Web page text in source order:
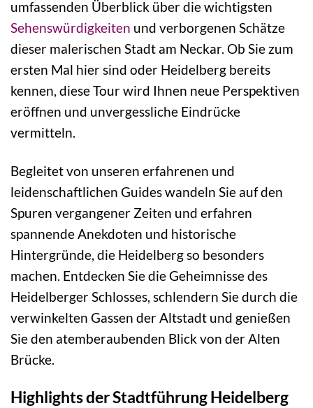
umfassenden Überblick über die wichtigsten
Sehenswürdigkeiten und verborgenen Schätze
dieser malerischen Stadt am Neckar. Ob Sie zum
ersten Mal hier sind oder Heidelberg bereits
kennen, diese Tour wird Ihnen neue Perspektiven
eröffnen und unvergessliche Eindrücke
vermitteln.
Begleitet von unseren erfahrenen und
leidenschaftlichen Guides wandeln Sie auf den
Spuren vergangener Zeiten und erfahren
spannende Anekdoten und historische
Hintergründe, die Heidelberg so besonders
machen. Entdecken Sie die Geheimnisse des
Heidelberger Schlosses, schlendern Sie durch die
verwinkelten Gassen der Altstadt und genießen
Sie den atemberaubenden Blick von der Alten
Brücke.
Highlights der Stadtführung Heidelberg